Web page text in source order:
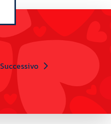
Successivo